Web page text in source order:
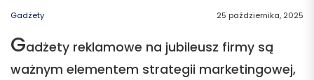
Gadżety 25 października, 2025
Gadżety reklamowe na jubileusz firmy są
ważnym elementem strategii marketingowej,